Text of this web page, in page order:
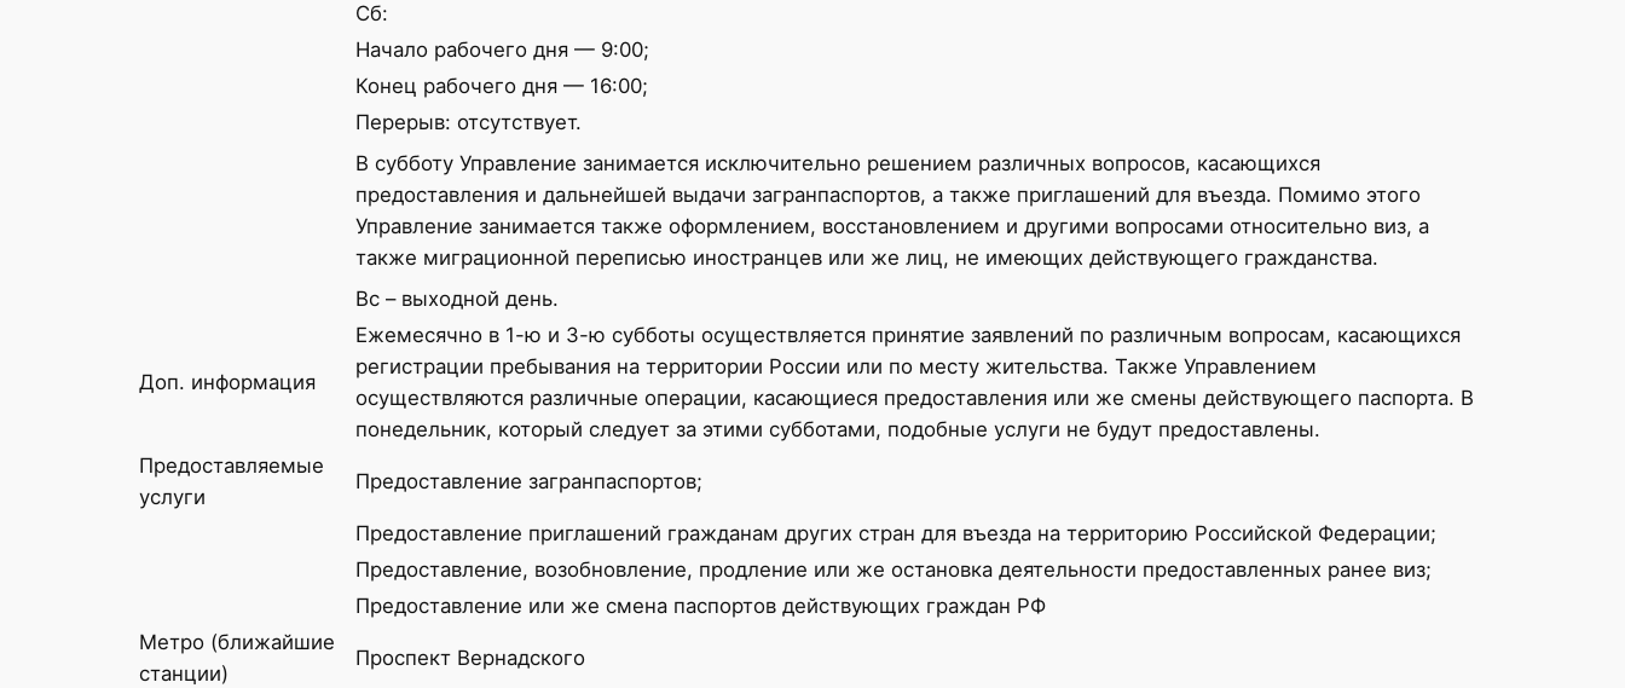
Сб:
Начало рабочего дня — 9:00;
Конец рабочего дня — 16:00;
Перерыв: отсутствует.
В субботу Управление занимается исключительно решением различных вопросов, касающихся
предоставления и дальнейшей выдачи загранпаспортов, а также приглашений для въезда. Помимо этого
Управление занимается также оформлением, восстановлением и другими вопросами относительно виз, а
также миграционной переписью иностранцев или же лиц, не имеющих действующего гражданства.
Вс – выходной день.
Доп. информация
Ежемесячно в 1-ю и 3-ю субботы осуществляется принятие заявлений по различным вопросам, касающихся
регистрации пребывания на территории России или по месту жительства. Также Управлением
осуществляются различные операции, касающиеся предоставления или же смены действующего паспорта. В
понедельник, который следует за этими субботами, подобные услуги не будут предоставлены.
Предоставляемые
услуги
Предоставление загранпаспортов;
Предоставление приглашений гражданам других стран для въезда на территорию Российской Федерации;
Предоставление, возобновление, продление или же остановка деятельности предоставленных ранее виз;
Предоставление или же смена паспортов действующих граждан РФ
Метро (ближайшие
станции)
Проспект Вернадского